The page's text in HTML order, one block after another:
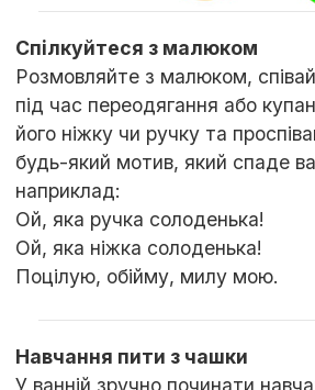
Спілкуйтеся з малюком
Розмовляйте з малюком,
під час переодягання або
його ніжку чи ручку та
будь-який мотив, який спаде
наприклад:
Ой, яка ручка солоденька!
Ой, яка ніжка солоденька!
Поцілую, обійму, милу мою.
Навчання пити з чашки
У ванній зручно починати